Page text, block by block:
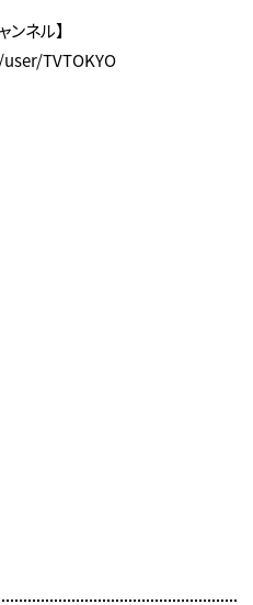
ネル】
TVTOKYO